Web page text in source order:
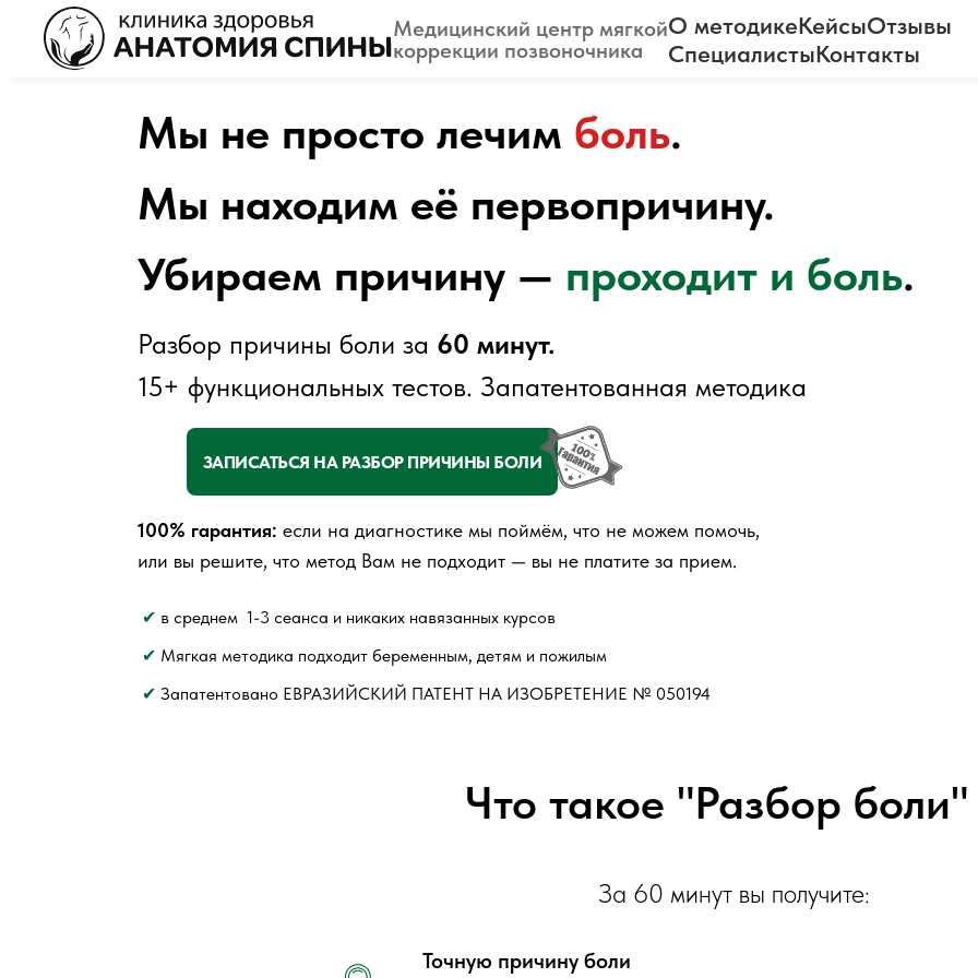
Медицинский центр мягкой
коррекции позвоночника
О методикеКейсыОтзывы
СпециалистыКонтакты
ЗАПИСАТЬСЯ НА РАЗБОР ПРИЧИНЫ БОЛИ
Мы не просто лечим боль.
Мы находим её первопричину.
Убираем причину — проходит и боль.
✔ Мягкая методика подходит беременным, детям и пожилым
Разбор причины боли за 60 минут.
15+ функциональных тестов. Запатентованная методика
✔ Запатентовано ЕВРАЗИЙСКИЙ ПАТЕНТ НА ИЗОБРЕТЕНИЕ № 050194
100% гарантия: если на диагностике мы поймём, что не можем помочь,
или вы решите, что метод Вам не подходит — вы не платите за прием.
✔ в среднем 1-3 сеанса и никаких навязанных курсов
Что такое "Разбор боли"
За 60 минут вы получите:
Точную причину боли